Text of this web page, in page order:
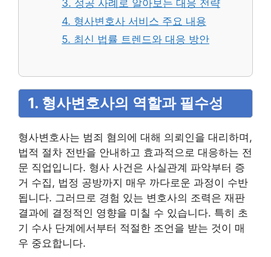
3. 성공 사례로 알아보는 대응 전략
4. 형사변호사 서비스 주요 내용
5. 최신 법률 트렌드와 대응 방안
1. 형사변호사의 역할과 필수성
형사변호사는 범죄 혐의에 대해 의뢰인을 대리하며,
법적 절차 전반을 안내하고 효과적으로 대응하는 전
문 직업입니다. 형사 사건은 사실관계 파악부터 증
거 수집, 법정 공방까지 매우 까다로운 과정이 수반
됩니다. 그러므로 경험 있는 변호사의 조력은 재판
결과에 결정적인 영향을 미칠 수 있습니다. 특히 초
기 수사 단계에서부터 적절한 조언을 받는 것이 매
우 중요합니다.